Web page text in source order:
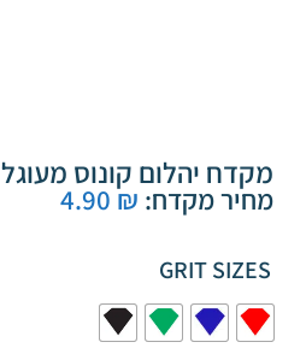
מקדח יהלום קונוס מעוגל
מחיר מקדח: ₪
4.90
GRIT SIZES